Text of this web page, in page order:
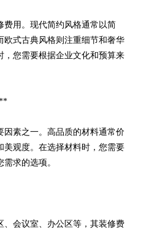
费用。现代简约风格通常以简
欧式古典风格则注重细节和奢华
，您需要根据企业文化和预算来
因素之一。高品质的材料通常价
美观度。在选择材料时，您需要
求的选项。
、会议室、办公区等，其装修费